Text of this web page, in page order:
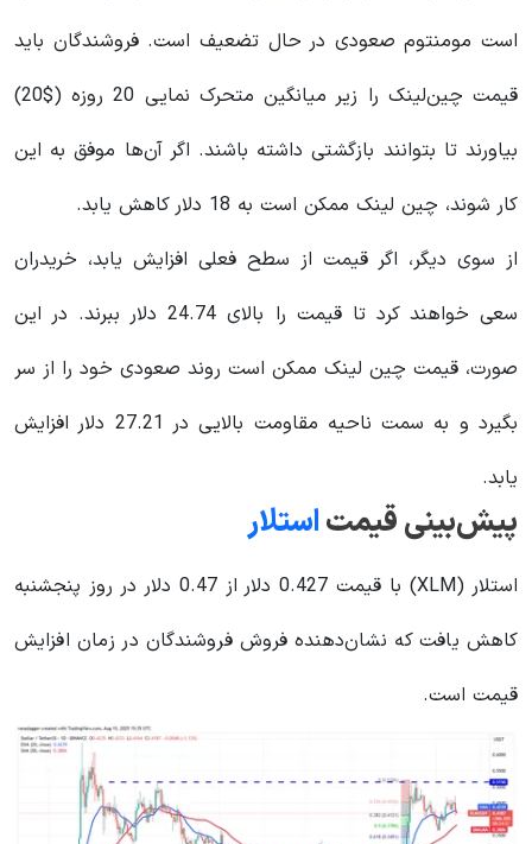
است مومنتوم صعودی در حال تضعیف است. فروشندگان باید
قیمت چین‌لینک را زیر میانگین متحرک نمایی 20 روزه ($20)
بیاورند تا بتوانند بازگشتی داشته باشند. اگر آن‌ها موفق به این
کار شوند، چین لینک ممکن است به 18 دلار کاهش یابد.
از سوی دیگر، اگر قیمت از سطح فعلی افزایش یابد، خریدران
سعی خواهند کرد تا قیمت را بالای 24.74 دلار ببرند. در این
صورت، قیمت چین ‌لینک ممکن است روند صعودی خود را از سر
بگیرد و به سمت ناحیه مقاومت بالایی در 27.21 دلار افزایش
یابد.
پیش‌بینی قیمتاستلار
استلار (XLM) با قیمت 0.427 دلار از 0.47 دلار در روز پنجشنبه
کاهش یافت که نشان‌دهنده فروش فروشندگان در زمان افزایش
قیمت است.